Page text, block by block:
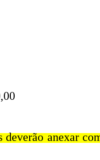
deverão anexar